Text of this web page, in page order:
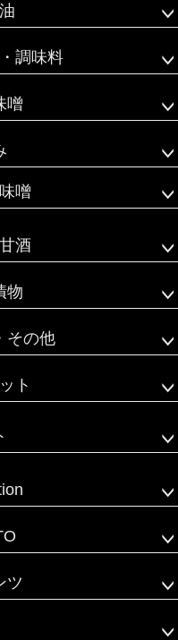
調味料
噌
噌
酒
物
その他
ト
ツ